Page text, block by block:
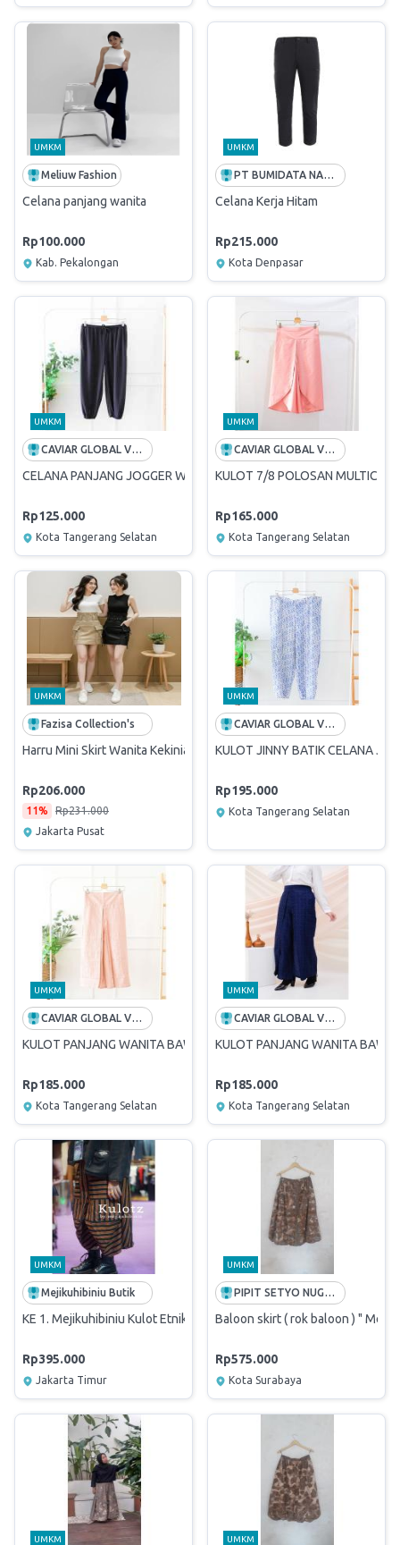
UMKM
Meliuw Fashion
Celana panjang wanita
Rp100.000
Kab. Pekalongan
UMKM
PT BUMIDATA NAWADWIPA ADITHIA NUSANTARA
Celana Kerja Hitam
Rp215.000
Kota Denpasar
UMKM
CAVIAR GLOBAL VENTURES
CELANA PANJANG JOGGER WANITA CELANA GARIS GARIS CELANA
Rp125.000
Kota Tangerang Selatan
UMKM
CAVIAR GLOBAL VENTURES
KULOT 7/8 POLOSAN
Rp165.000
Kota Tangerang Selatan
UMKM
Fazisa Collection's
Harru Mini Skirt Wanita Kekinian Dengan Belt & Saku - Bahan
Rp206.000
11%
Rp231.000
Jakarta Pusat
UMKM
CAVIAR GLOBAL VENTURES
KULOT JINNY BATIK CELANA
Rp195.000
Kota Tangerang Selatan
UMKM
CAVIAR GLOBAL VENTURES
KULOT PANJANG WANITA BAWAHAN KULOT KULOT BATIK
Rp185.000
Kota Tangerang Selatan
UMKM
CAVIAR GLOBAL VENTURES
KULOT PANJANG WANITA
Rp185.000
Kota Tangerang Selatan
UMKM
Mejikuhibiniu Butik
KE 1. Mejikuhibiniu Kulot Etnik
Rp395.000
Jakarta Timur
UMKM
PIPIT SETYO NUGROHO
Baloon skirt ( rok baloon ) "
Rp575.000
Kota Surabaya
UMKM UMKM